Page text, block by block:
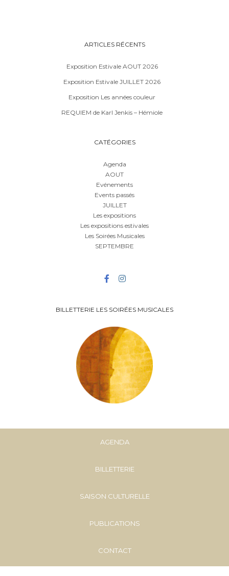
ARTICLES RÉCENTS
Exposition Estivale AOUT 2026
Exposition Estivale JUILLET 2026
Exposition Les années couleur
REQUIEM de Karl Jenkis – Hémiole
CATÉGORIES
Agenda
AOUT
Evénements
Events passés
JUILLET
Les expositions
Les expositions estivales
Les Soirées Musicales
SEPTEMBRE
BILLETTERIE LES SOIRÉES MUSICALES
AGENDA
BILLETTERIE
SAISON CULTURELLE
PUBLICATIONS
CONTACT